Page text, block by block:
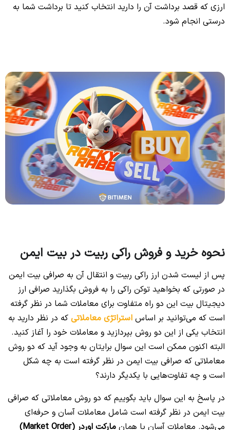
ارزی که قصد برداشت آن را دارید انتخاب کنید تا برداشت شما به
درستی انجام شود.
نحوه خرید و فروش راکی ربیت در بیت ایمن
پس از لیست شدن ارز راکی ربیت و انتقال آن به صرافی بیت ایمن
در صورتی که بخواهید توکن راکی را به فروش بگذارید صرافی ارز
دیجیتال بیت این دو راه متفاوت برای معاملات شما در نظر گرفته
است که می‌توانید بر اساس استراتژی معاملاتی که در نظر دارید به
انتخاب یکی از این دو روش بپردازید و معاملات خود را آغاز کنید.
البته اکنون ممکن است این سوال برایتان به وجود آید که دو روش
معاملاتی که صرافی بیت ایمن در نظر گرفته است به چه شکل
است و چه تفاوت‌هایی با یکدیگر دارند؟
در پاسخ به این سوال باید بگوییم که دو روش معاملاتی که صرافی
بیت ایمن در نظر گرفته است شامل معاملات آسان و حرفه‌ای
می‌شود. معاملات آسان یا همان مارکت اوردر (Market Order)